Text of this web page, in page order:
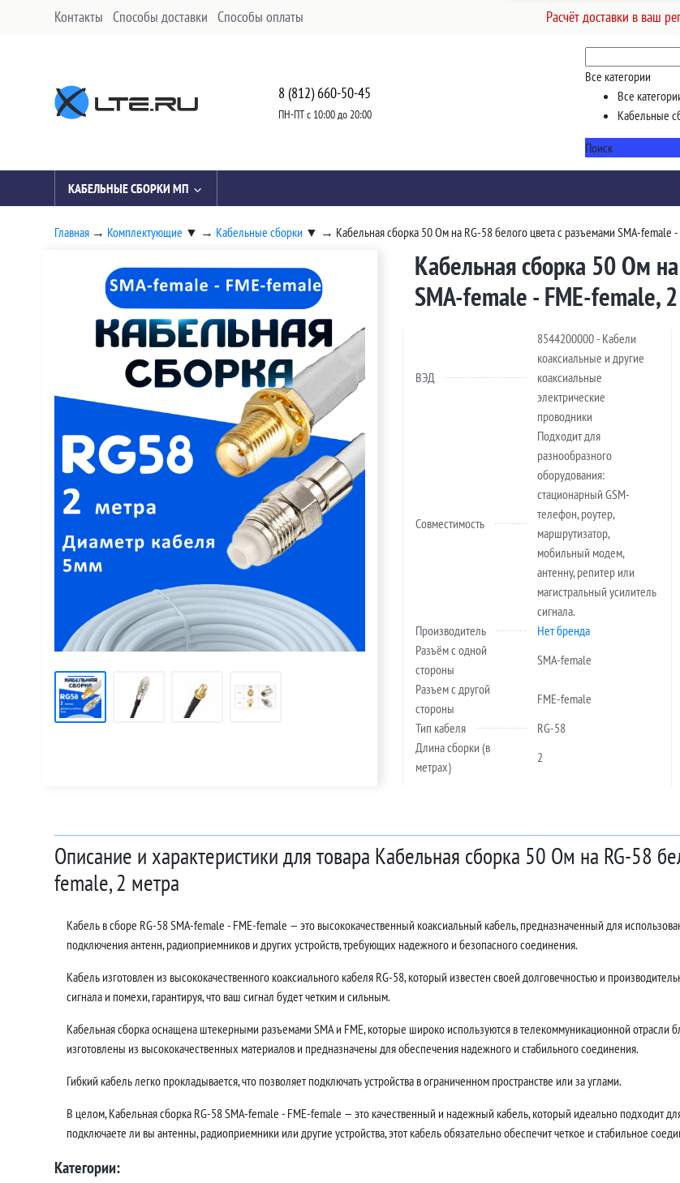
Контакты Способы доставки Способы оплаты Расчёт доставки в ваш
8 (812) 660-50-45
ПН-ПТ с 10:00 до 20:00
Все категории
Все
Кабельные
Поиск
КАБЕЛЬНЫЕ СБОРКИ МП
Главная → Комплектующие ▼ → Кабельные сборки ▼ → Кабельная сборка 50 Ом на RG-58 белого цвета с разъемами SMA-female
Кабельная сборка 50 Ом
SMA-female - FME-female,
ВЭД
8544200000 - Кабели
коаксиальные и другие
коаксиальные
электрические
проводники
Совместимость
Подходит для
разнообразного
оборудования:
стационарный GSM-
телефон, роутер,
маршрутизатор,
мобильный модем,
антенну, репитер или
магистральный усилитель
сигнала.
Производитель
Нет бренда
Разъём с одной
стороны
SMA-female
Разъем с другой
стороны
FME-female
Тип кабеля
RG-58
Длина сборки (в
метрах)
2
Описание и характеристики для товара Кабельная сборка 50 Ом на RG-58
female, 2 метра
Кабель в сборе RG-58 SMA-female - FME-female — это высококачественный коаксиальный кабель, предназначенный для
подключения антенн, радиоприемников и других устройств, требующих надежного и безопасного соединения.
Кабель изготовлен из высококачественного коаксиального кабеля RG-58, который известен своей долговечностью и
сигнала и помехи, гарантируя, что ваш сигнал будет четким и сильным.
Кабельная сборка оснащена штекерными разъемами SMA и FME, которые широко используются в телекоммуникационной отрасли
изготовлены из высококачественных материалов и предназначены для обеспечения надежного и стабильного соединения.
Гибкий кабель легко прокладывается, что позволяет подключать устройства в ограниченном пространстве или за углами.
В целом, Кабельная сборка RG-58 SMA-female - FME-female — это качественный и надежный кабель, который идеально подходит
подключаете ли вы антенны, радиоприемники или другие устройства, этот кабель обязательно обеспечит четкое и стабильное
Категории: